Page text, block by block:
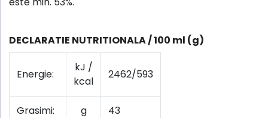
DECLARATIE NUTRITIONALA / 100 ml (g)
Energie:
kJ /
kcal
2462/593
Grasimi: g 43